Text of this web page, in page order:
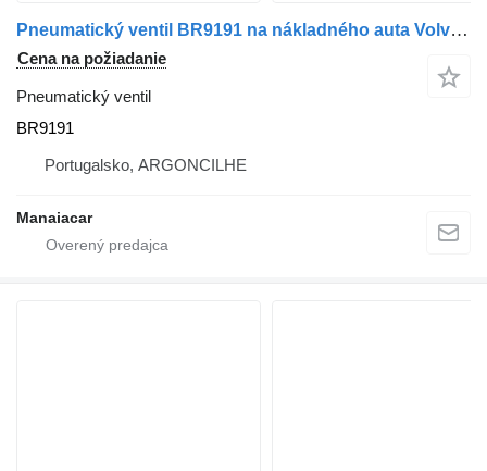
Pneumatický ventil BR9191 na nákladného auta Volvo FH 16 II | 09
Cena na požiadanie
Pneumatický ventil
BR9191
Portugalsko, ARGONCILHE
Manaiacar